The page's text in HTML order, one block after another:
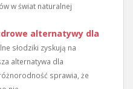
w świat naturalnej
alternatywy dla
słodziki zyskują na
alternatywa dla
sprawia, że